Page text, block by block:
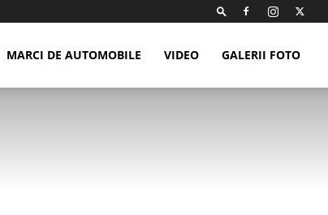
MARCI DE AUTOMOBILE VIDEO GALERII FOTO